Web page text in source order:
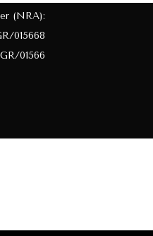
(NRA):
015668
01566